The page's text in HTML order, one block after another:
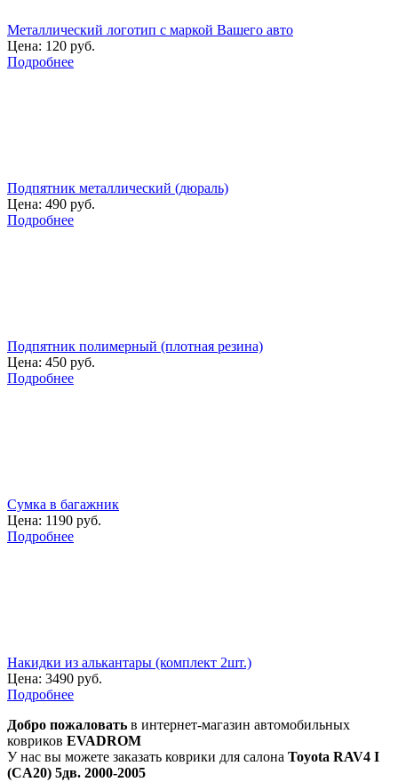
Металлический логотип с маркой Вашего авто
Цена: 120 руб.
Подробнее
Подпятник металлический (дюраль)
Цена: 490 руб.
Подробнее
Подпятник полимерный (плотная резина)
Цена: 450 руб.
Подробнее
Сумка в багажник
Цена: 1190 руб.
Подробнее
Накидки из алькантары (комплект 2шт.)
Цена: 3490 руб.
Подробнее
Добро пожаловать в интернет-магазин автомобильных
ковриков EVADROM
У нас вы можете заказать коврики для салона Toyota RAV4 I
(CA20) 5дв. 2000-2005